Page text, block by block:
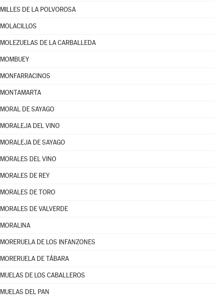
MILLES DE LA POLVOROSA
MOLACILLOS
MOLEZUELAS DE LA CARBALLEDA
MOMBUEY
MONFARRACINOS
MONTAMARTA
MORAL DE SAYAGO
MORALEJA DEL VINO
MORALEJA DE SAYAGO
MORALES DEL VINO
MORALES DE REY
MORALES DE TORO
MORALES DE VALVERDE
MORALINA
MORERUELA DE LOS INFANZONES
MORERUELA DE TÁBARA
MUELAS DE LOS CABALLEROS
MUELAS DEL PAN